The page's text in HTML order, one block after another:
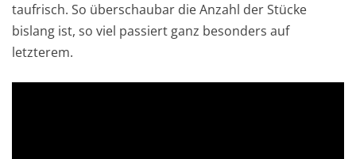
taufrisch. So überschaubar die Anzahl der Stücke
bislang ist, so viel passiert ganz besonders auf
letzterem.